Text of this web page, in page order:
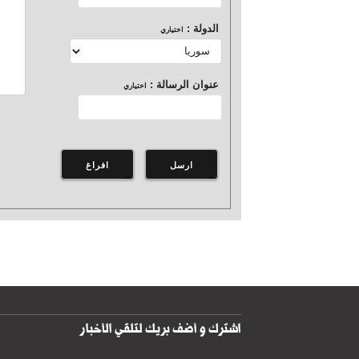
الدولة : اختياري
عنوان الرسالة : اختياري
اشترك و أضف بريك لتلقي الأخبار